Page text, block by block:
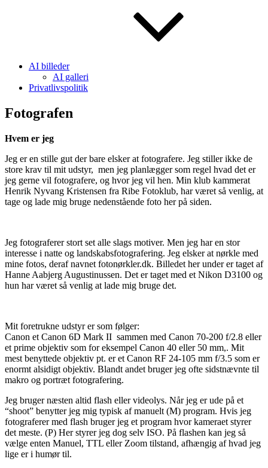
AI billeder
AI galleri
Privatlivspolitik
Fotografen
Hvem er jeg
Jeg er en stille gut der bare elsker at fotografere. Jeg stiller ikke de
store krav til mit udstyr, men jeg planlægger som regel hvad det er
jeg gerne vil fotografere, og hvor jeg vil hen. Min klub kammerat
Henrik Nyvang Kristensen fra Ribe Fotoklub, har været så venlig, at
tage og lade mig bruge nedenstående foto her på siden.
Jeg fotograferer stort set alle slags motiver. Men jeg har en stor
interesse i natte og landskabsfotografering. Jeg elsker at nørkle med
mine fotos, deraf navnet fotonørkler.dk. Billedet her under er taget af
Hanne Aabjerg Augustinussen. Det er taget med et Nikon D3100 og
hun har været så venlig at lade mig bruge det.
Mit foretrukne udstyr er som følger:
Canon et Canon 6D Mark II sammen med Canon 70-200 f/2.8 eller
et prime objektiv som for eksempel Canon 40 eller 50 mm,. Mit
mest benyttede objektiv pt. er et Canon RF 24-105 mm f/3.5 som er
enormt alsidigt objektiv. Blandt andet bruger jeg ofte sidstnævnte til
makro og portræt fotografering.
Jeg bruger næsten altid flash eller videolys. Når jeg er ude på et
“shoot” benytter jeg mig typisk af manuelt (M) program. Hvis jeg
fotograferer med flash bruger jeg et program hvor kameraet styrer
det meste. (P) Her styrer jeg dog selv ISO. På flashen kan jeg så
vælge enten Manuel, TTL eller Zoom tilstand, afhængig af hvad jeg
lige er i humør til.